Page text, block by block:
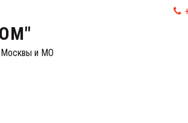
Москвы и МО